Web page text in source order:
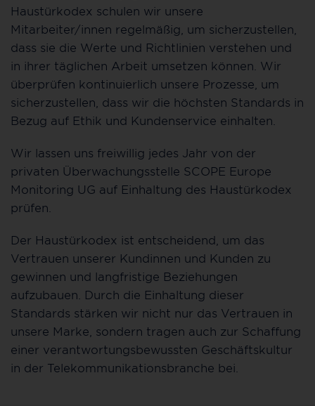
Haustürkodex schulen wir unsere
Mitarbeiter/innen regelmäßig, um sicherzustellen,
dass sie die Werte und Richtlinien verstehen und
in ihrer täglichen Arbeit umsetzen können. Wir
überprüfen kontinuierlich unsere Prozesse, um
sicherzustellen, dass wir die höchsten Standards in
Bezug auf Ethik und Kundenservice einhalten.
Wir lassen uns freiwillig jedes Jahr von der
privaten Überwachungsstelle SCOPE Europe
Monitoring UG auf Einhaltung des Haustürkodex
prüfen.
Der Haustürkodex ist entscheidend, um das
Vertrauen unserer Kundinnen und Kunden zu
gewinnen und langfristige Beziehungen
aufzubauen. Durch die Einhaltung dieser
Standards stärken wir nicht nur das Vertrauen in
unsere Marke, sondern tragen auch zur Schaffung
einer verantwortungsbewussten Geschäftskultur
in der Telekommunikationsbranche bei.